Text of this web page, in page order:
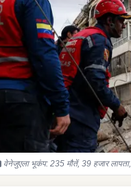
वेनेजुएला भूकंप: 235 मौतें, 39 हजार लापता,